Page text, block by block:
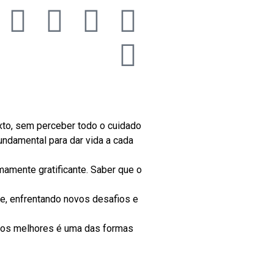
sem perceber todo o cuidado
para dar vida a cada
gratificante. Saber que o
enfrentando novos desafios e
melhores é uma das formas